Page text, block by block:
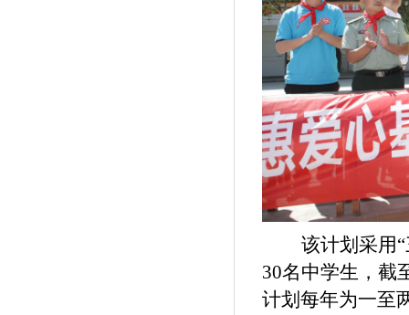
该计划采用
30名中学生，截
计划每年为一至